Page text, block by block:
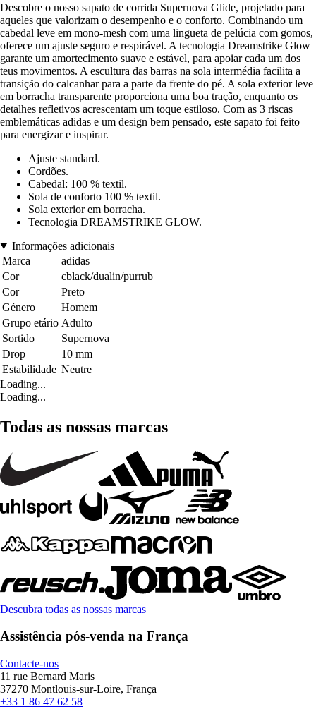
Descobre o nosso sapato de corrida Supernova Glide, projetado para
aqueles que valorizam o desempenho e o conforto. Combinando um
cabedal leve em mono-mesh com uma lingueta de pelúcia com gomos,
oferece um ajuste seguro e respirável. A tecnologia Dreamstrike Glow
garante um amortecimento suave e estável, para apoiar cada um dos
teus movimentos. A escultura das barras na sola intermédia facilita a
transição do calcanhar para a parte da frente do pé. A sola exterior leve
em borracha transparente proporciona uma boa tração, enquanto os
detalhes refletivos acrescentam um toque estiloso. Com as 3 riscas
emblemáticas adidas e um design bem pensado, este sapato foi feito
para energizar e inspirar.
Ajuste standard.
Cordões.
Cabedal: 100 % textil.
Sola de conforto 100 % textil.
Sola exterior em borracha.
Tecnologia DREAMSTRIKE GLOW.
Informações adicionais
Marca
adidas
Cor
cblack/dualin/purrub
Cor
Preto
Género
Homem
Grupo etário Adulto
Sortido
Supernova
Drop
10 mm
Estabilidade Neutre
Loading...
Loading...
Todas as nossas marcas
Descubra todas as nossas marcas
Assistência pós-venda na França
Contacte-nos
11 rue Bernard Maris
37270 Montlouis-sur-Loire, França
+33 1 86 47 62 58